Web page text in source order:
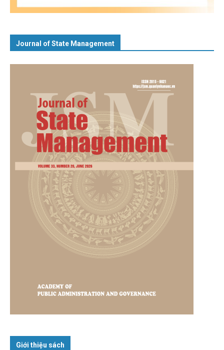
Journal of State Management
Giới thiệu sách